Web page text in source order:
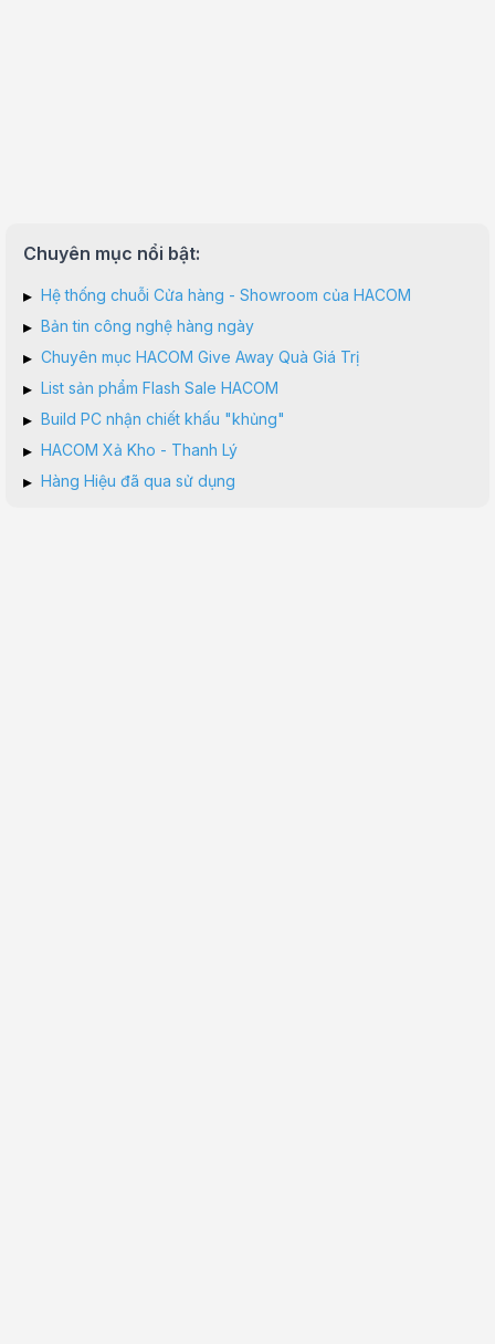
Chuyên mục nổi bật:
▸ Hệ thống chuỗi Cửa hàng - Showroom của HACOM
▸ Bản tin công nghệ hàng ngày
▸ Chuyên mục HACOM Give Away Quà Giá Trị
▸ List sản phẩm Flash Sale HACOM
▸ Build PC nhận chiết khấu "khủng"
▸ HACOM Xả Kho - Thanh Lý
▸ Hàng Hiệu đã qua sử dụng